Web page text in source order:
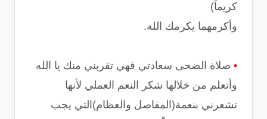
كريماً)
وأكرمهما يكرمك الله.
• صلاة الضحى سعادتي فهي تقربني منك يا الله
وأتعلم من خلالها شكر النعم العملي ﻷنها
تشعرني بنعمة(المفاصل والعظام)التي يجب